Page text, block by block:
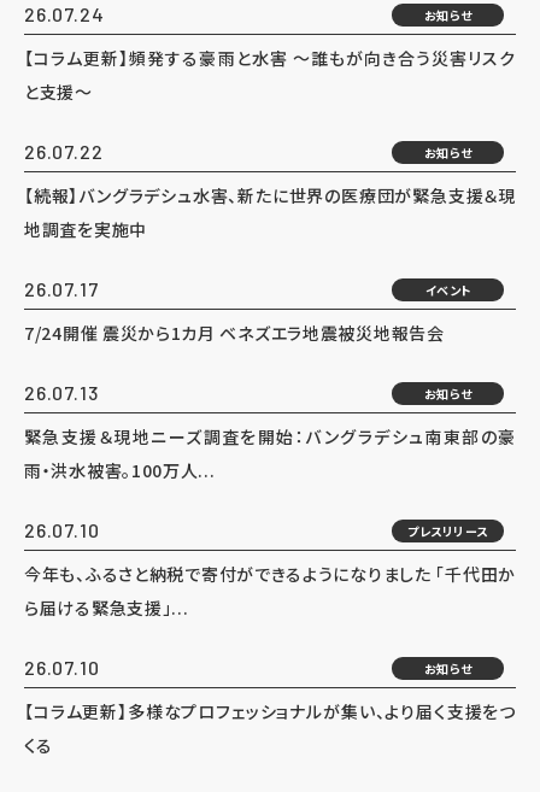
26.07.24 お知らせ
【コラム更新】頻発する豪雨と水害 ～誰もが向き合う災害リスク
と支援～
26.07.22 お知らせ
【続報】バングラデシュ水害、新たに世界の医療団が緊急支援＆現
地調査を実施中
26.07.17 イベント
7/24開催 震災から1カ月 ベネズエラ地震被災地報告会
26.07.13 お知らせ
緊急支援＆現地ニーズ調査を開始：バングラデシュ南東部の豪
雨・洪水被害。100万人...
26.07.10 プレスリリース
今年も、ふるさと納税で寄付ができるようになりました 「千代田か
ら届ける緊急支援」...
26.07.10 お知らせ
【コラム更新】多様なプロフェッショナルが集い、より届く支援をつ
くる